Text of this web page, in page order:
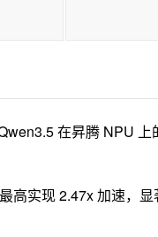
在昇腾 NPU 上
高实现 2.47x 加速，